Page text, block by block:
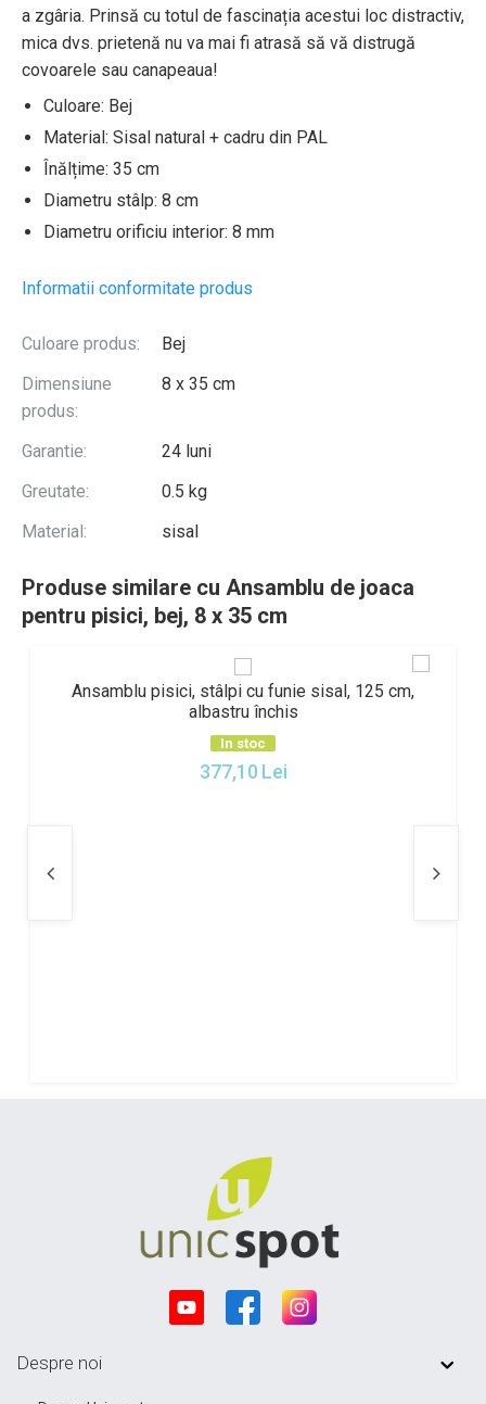
a zgâria. Prinsă cu totul de fascinația acestui loc distractiv,
mica dvs. prietenă nu va mai fi atrasă să vă distrugă
covoarele sau canapeaua!
Culoare: Bej
Material: Sisal natural + cadru din PAL
Înălțime: 35 cm
Diametru stâlp: 8 cm
Diametru orificiu interior: 8 mm
Informatii conformitate produs
Culoare produs:
Bej
Dimensiune
produs:
8 x 35 cm
Garantie:
24 luni
Greutate:
0.5 kg
Material:
sisal
Produse similare cu Ansamblu de joaca
pentru pisici, bej, 8 x 35 cm
Ansamblu pisici, stâlpi cu funie sisal, 125 cm,
albastru închis
In stoc
377,10 Lei
Despre noi